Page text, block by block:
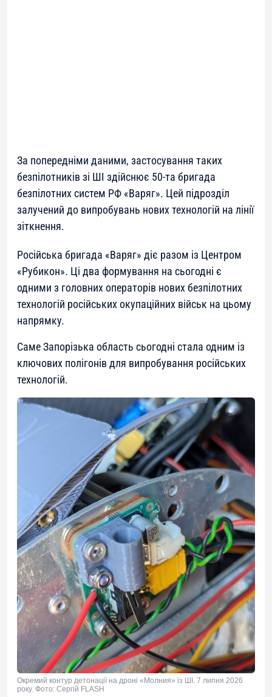
За попередніми даними, застосування таких
безпілотників зі ШІ здійснює 50-та бригада
безпілотних систем РФ «Варяг». Цей підрозділ
залучений до випробувань нових технологій на лінії
зіткнення.
Російська бригада «Варяг» діє разом із Центром
«Рубикон». Ці два формування на сьогодні є
одними з головних операторів нових безпілотних
технологій російських окупаційних військ на цьому
напрямку.
Саме Запорізька область сьогодні стала одним із
ключових полігонів для випробування російських
технологій.
Окремий контур детонації на дроні «Молния» із ШІ. 7 липня 2026
року. Фото: Сергій FLASH